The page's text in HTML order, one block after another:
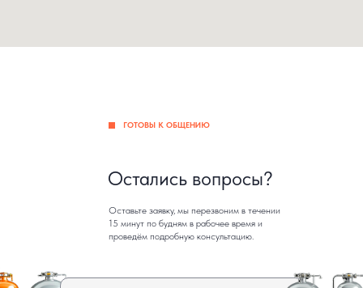
Остались вопросы?
Оставьте заявку, мы перезвоним в течении
15 минут по будням в рабочее время и
проведём подробную консультацию.
ГОТОВЫ К ОБЩЕНИЮ